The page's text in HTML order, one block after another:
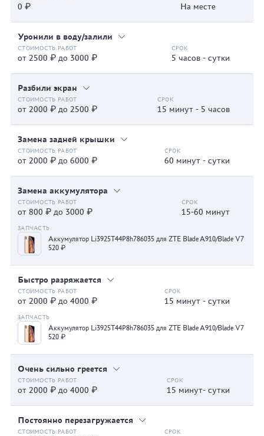
0 ₽ На месте
Уронили в воду/залили
от 2500 ₽ до 3000 ₽ 5 часов - сутки
Разбили экран
от 2000 ₽ до 2500 ₽ 15 минут - 5 часов
Замена задней крышки
от 2000 ₽ до 6000 ₽ 60 минут - сутки
Замена аккумулятора
от 800 ₽ до 3000 ₽ 15-60 минут
Аккумулятор Li3925T44P8h786035 для ZTE Blade A910/Blade V7
520 ₽
Быстро разряжается
от 2000 ₽ до 4000 ₽ 15 минут - сутки
Аккумулятор Li3925T44P8h786035 для ZTE Blade A910/Blade V7
520 ₽
Очень сильно греется
от 2000 ₽ до 4000 ₽ 15 минут- сутки
Постоянно перезагружается